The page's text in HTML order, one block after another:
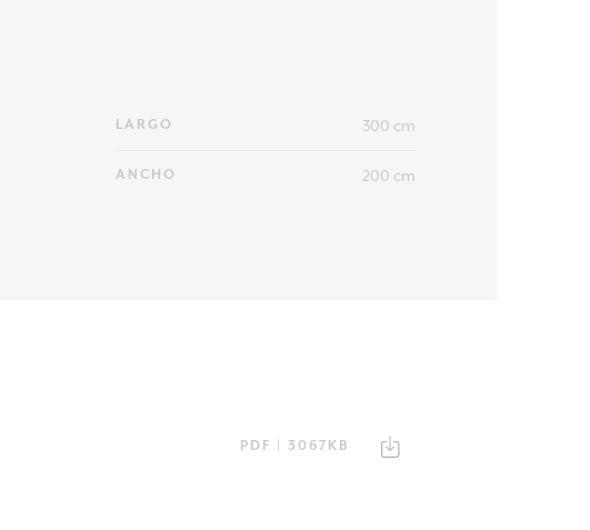
LARGO 300 cm
ANCHO 200 cm
PDF | 3067KB